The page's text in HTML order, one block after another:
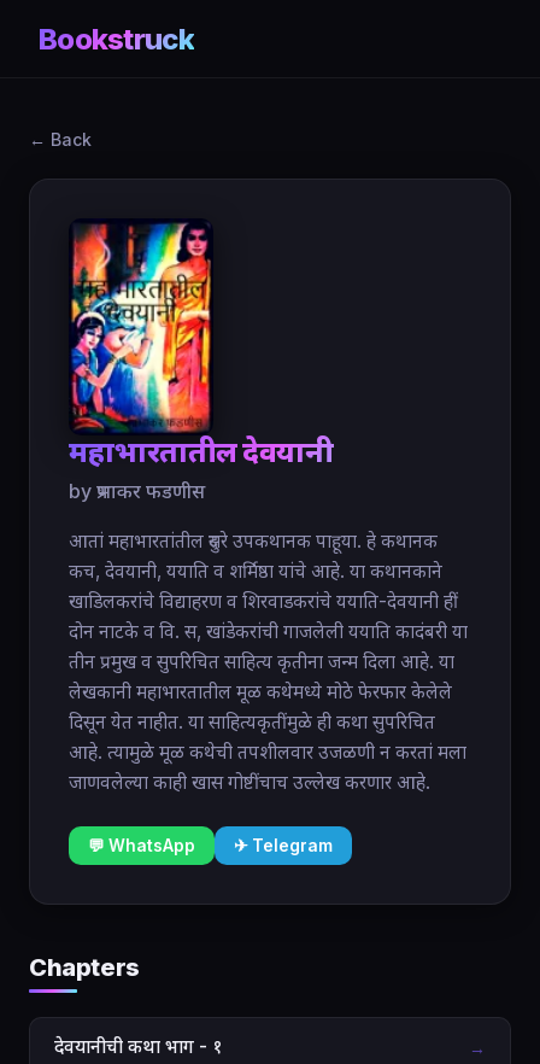
Bookstruck
← Back
महाभारतातील देवयानी
by प्रभाकर फडणीस
आतां महाभारतांतील दुसरे उपकथानक पाहूया. हे कथानक
कच, देवयानी, ययाति व शर्मिष्ठा यांचे आहे. या कथानकाने
खाडिलकरांचे विद्याहरण व शिरवाडकरांचे ययाति-देवयानी हीं
दोन नाटके व वि. स, खांडेकरांची गाजलेली ययाति कादंबरी या
तीन प्रमुख व सुपरिचित साहित्य कृतीना जन्म दिला आहे. या
लेखकानी महाभारतातील मूळ कथेमध्ये मोठे फेरफार केलेले
दिसून येत नाहीत. या साहित्यकृतींमुळे ही कथा सुपरिचित
आहे. त्यामुळे मूळ कथेची तपशीलवार उजळणी न करतां मला
जाणवलेल्या काही खास गोष्टींचाच उल्लेख करणार आहे.
💬 WhatsApp ✈ Telegram
Chapters
देवयानीची कथा भाग - १ →